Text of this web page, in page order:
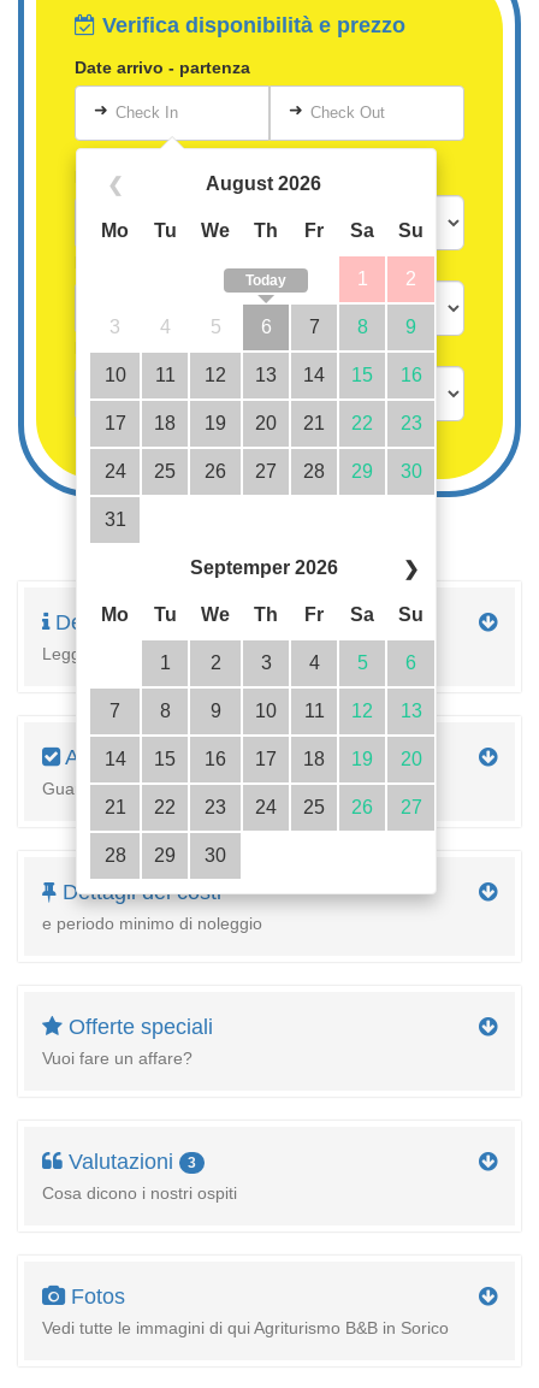
Verifica disponibilità e prezzo
Date arrivo - partenza
➜ Check In
❮ August 2026
Mo Tu We Th Fr Sa Su
1 2
3 4 5 6
Today
7 8 9
10 11 12 13 14 15 16
17 18 19 20 21 22 23
24 25 26 27 28 29 30
31
Septemper 2026 ❯
Mo Tu We Th Fr Sa Su
1 2 3 4 5 6
7 8 9 10 11 12 13
14 15 16 17 18 19 20
21 22 23 24 25 26 27
28 29 30
➜ Check Out
Persone
Bambini fino a 3 anni gratis
Descrizione
Leggi la descrizione completa della proprietà qui
Attrezzature
Guarda i dettagli dell'alloggiamento
Dettagli dei costi
e periodo minimo di noleggio
Offerte speciali
Vuoi fare un affare?
Valutazioni 3
Cosa dicono i nostri ospiti
Fotos
Vedi tutte le immagini di qui Agriturismo B&B in Sorico